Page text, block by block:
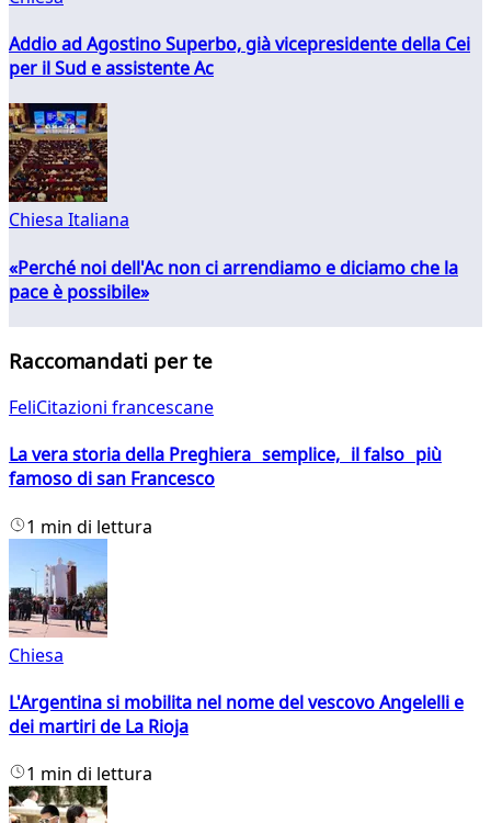
Addio ad Agostino Superbo, già vicepresidente della Cei
per il Sud e assistente Ac
Chiesa Italiana
«Perché noi dell'Ac non ci arrendiamo e diciamo che la
pace è possibile»
Raccomandati per te
FeliCitazioni francescane
La vera storia della Preghiera semplice, il falso più
famoso di san Francesco
1 min di lettura
Chiesa
L'Argentina si mobilita nel nome del vescovo Angelelli e
dei martiri de La Rioja
1 min di lettura